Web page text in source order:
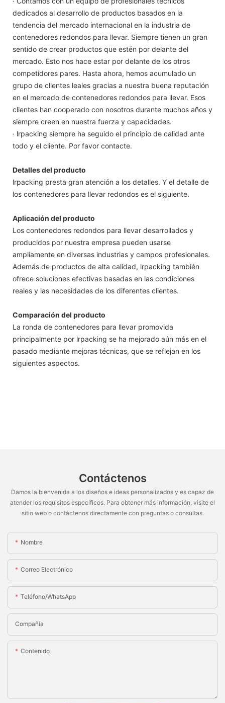
dedicados al desarrollo de productos basados ​​en la
tendencia del mercado internacional en la industria de
contenedores redondos para llevar. Siempre tienen un gran
sentido de crear productos que estén por delante del
mercado. Esto nos hace estar por delante de los otros
competidores pares. Hasta ahora, hemos acumulado un
grupo de clientes leales gracias a nuestra buena reputación
en el mercado de contenedores redondos para llevar. Esos
clientes han cooperado con nosotros durante muchos años y
siempre creen en nuestra fuerza y capacidades.
· lrpacking siempre ha seguido el principio de calidad ante
todo y el cliente. Por favor contacte.
Detalles del producto
lrpacking presta gran atención a los detalles. Y el detalle de
los contenedores para llevar redondos es el siguiente.
Aplicación del producto
Los contenedores redondos para llevar desarrollados y
producidos por nuestra empresa pueden usarse
ampliamente en diversas industrias y campos profesionales.
Además de productos de alta calidad, lrpacking también
ofrece soluciones efectivas basadas en las condiciones
reales y las necesidades de los diferentes clientes.
Comparación del producto
La ronda de contenedores para llevar promovida
principalmente por lrpacking se ha mejorado aún más en el
pasado mediante mejoras técnicas, que se reflejan en los
siguientes aspectos.
Contáctenos
Damos la bienvenida a los diseños e ideas personalizados y es capaz de
atender los requisitos específicos. Para obtener más información, visite el
sitio web o contáctenos directamente con preguntas o consultas.
Nombre
Correo Electrónico
Teléfono/WhatsApp
Compañía
Contenido